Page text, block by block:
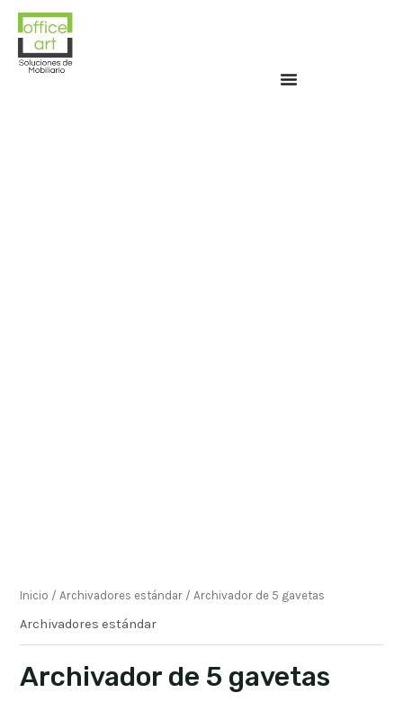
Inicio /Archivadores estándar / Archivador de 5 gavetas
Archivadores estándar
Archivador de 5 gavetas